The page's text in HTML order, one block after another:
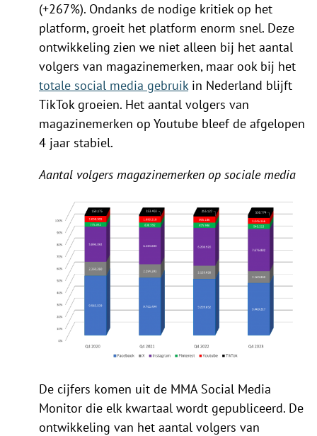
(+267%). Ondanks de nodige kritiek op het
platform, groeit het platform enorm snel. Deze
ontwikkeling zien we niet alleen bij het aantal
volgers van magazinemerken, maar ook bij het
totale social media gebruikin Nederland blijft
TikTok groeien. Het aantal volgers van
magazinemerken op Youtube bleef de afgelopen
4 jaar stabiel.
Aantal volgers magazinemerken op sociale media
De cijfers komen uit de MMA Social Media
Monitor die elk kwartaal wordt gepubliceerd. De
ontwikkeling van het aantal volgers van